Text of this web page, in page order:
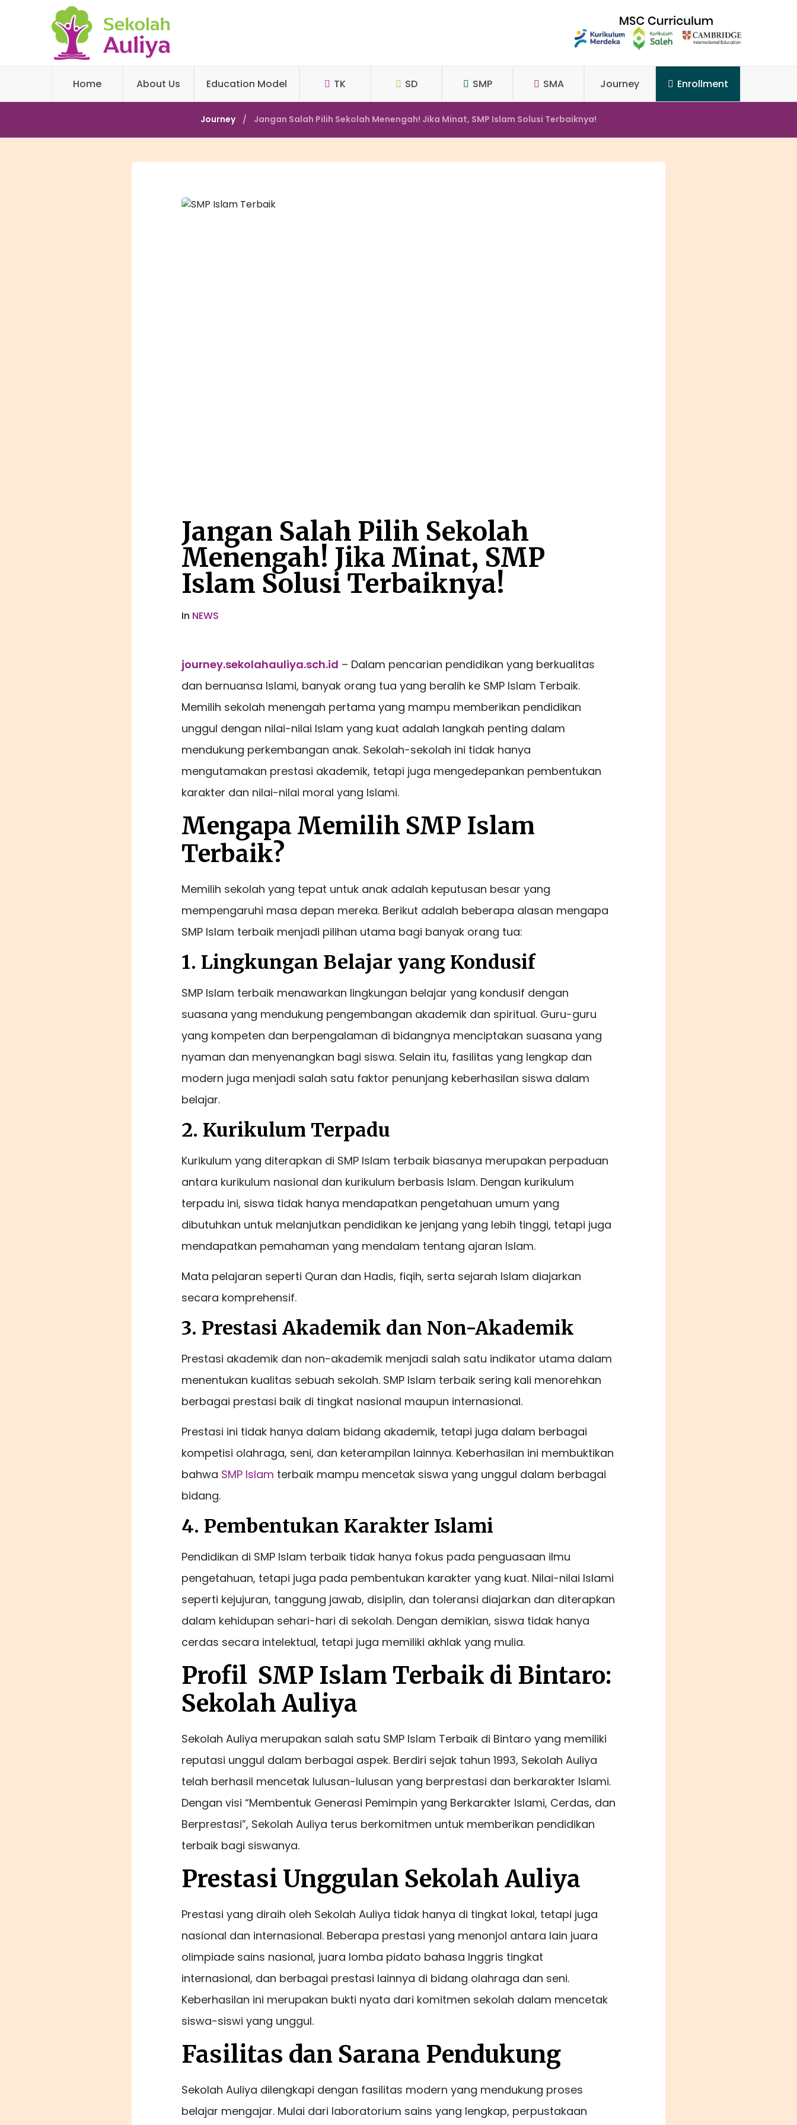
Home About Us Education Model TK SD SMP SMA Journey Enrollment
Journey Jangan Salah Pilih Sekolah Menengah! Jika Minat, SMP Islam Solusi Terbaiknya!
Jangan Salah Pilih Sekolah
Menengah! Jika Minat, SMP
Islam Solusi Terbaiknya!
In NEWS
journey.sekolahauliya.sch.id – Dalam pencarian pendidikan yang berkualitas
dan bernuansa Islami, banyak orang tua yang beralih ke SMP Islam Terbaik.
Memilih sekolah menengah pertama yang mampu memberikan pendidikan
unggul dengan nilai-nilai Islam yang kuat adalah langkah penting dalam
mendukung perkembangan anak. Sekolah-sekolah ini tidak hanya
mengutamakan prestasi akademik, tetapi juga mengedepankan pembentukan
karakter dan nilai-nilai moral yang Islami.
Mengapa Memilih SMP Islam
Terbaik?
Memilih sekolah yang tepat untuk anak adalah keputusan besar yang
mempengaruhi masa depan mereka. Berikut adalah beberapa alasan mengapa
SMP Islam terbaik menjadi pilihan utama bagi banyak orang tua:
1. Lingkungan Belajar yang Kondusif
SMP Islam terbaik menawarkan lingkungan belajar yang kondusif dengan
suasana yang mendukung pengembangan akademik dan spiritual. Guru-guru
yang kompeten dan berpengalaman di bidangnya menciptakan suasana yang
nyaman dan menyenangkan bagi siswa. Selain itu, fasilitas yang lengkap dan
modern juga menjadi salah satu faktor penunjang keberhasilan siswa dalam
belajar.
2. Kurikulum Terpadu
Kurikulum yang diterapkan di SMP Islam terbaik biasanya merupakan perpaduan
antara kurikulum nasional dan kurikulum berbasis Islam. Dengan kurikulum
terpadu ini, siswa tidak hanya mendapatkan pengetahuan umum yang
dibutuhkan untuk melanjutkan pendidikan ke jenjang yang lebih tinggi, tetapi juga
mendapatkan pemahaman yang mendalam tentang ajaran Islam.
Mata pelajaran seperti Quran dan Hadis, fiqih, serta sejarah Islam diajarkan
secara komprehensif.
3. Prestasi Akademik dan Non-Akademik
Prestasi akademik dan non-akademik menjadi salah satu indikator utama dalam
menentukan kualitas sebuah sekolah. SMP Islam terbaik sering kali menorehkan
berbagai prestasi baik di tingkat nasional maupun internasional.
Prestasi ini tidak hanya dalam bidang akademik, tetapi juga dalam berbagai
kompetisi olahraga, seni, dan keterampilan lainnya. Keberhasilan ini membuktikan
bahwa SMP Islam terbaik mampu mencetak siswa yang unggul dalam berbagai
bidang.
4. Pembentukan Karakter Islami
Pendidikan di SMP Islam terbaik tidak hanya fokus pada penguasaan ilmu
pengetahuan, tetapi juga pada pembentukan karakter yang kuat. Nilai-nilai Islami
seperti kejujuran, tanggung jawab, disiplin, dan toleransi diajarkan dan diterapkan
dalam kehidupan sehari-hari di sekolah. Dengan demikian, siswa tidak hanya
cerdas secara intelektual, tetapi juga memiliki akhlak yang mulia.
Profil SMP Islam Terbaik di Bintaro:
Sekolah Auliya
Sekolah Auliya merupakan salah satu SMP Islam Terbaik di Bintaro yang memiliki
reputasi unggul dalam berbagai aspek. Berdiri sejak tahun 1993, Sekolah Auliya
telah berhasil mencetak lulusan-lulusan yang berprestasi dan berkarakter Islami.
Dengan visi “Membentuk Generasi Pemimpin yang Berkarakter Islami, Cerdas, dan
Berprestasi”, Sekolah Auliya terus berkomitmen untuk memberikan pendidikan
terbaik bagi siswanya.
Prestasi Unggulan Sekolah Auliya
Prestasi yang diraih oleh Sekolah Auliya tidak hanya di tingkat lokal, tetapi juga
nasional dan internasional. Beberapa prestasi yang menonjol antara lain juara
olimpiade sains nasional, juara lomba pidato bahasa Inggris tingkat
internasional, dan berbagai prestasi lainnya di bidang olahraga dan seni.
Keberhasilan ini merupakan bukti nyata dari komitmen sekolah dalam mencetak
siswa-siswi yang unggul.
Fasilitas dan Sarana Pendukung
Sekolah Auliya dilengkapi dengan fasilitas modern yang mendukung proses
belajar mengajar. Mulai dari laboratorium sains yang lengkap, perpustakaan